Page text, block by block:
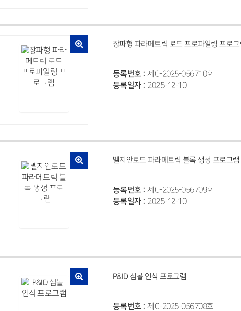
장파형 파라메트릭 로드 프로파일링 프로그
등록번호 : 제C-2025-056710호
등록일자 : 2025-12-10
벨지안로드 파라메트릭 블록 생성 프로그램
등록번호 : 제C-2025-056709호
등록일자 : 2025-12-10
P&ID 심볼 인식 프로그램
등록번호 : 제C-2025-056708호